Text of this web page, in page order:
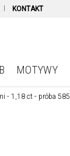
KONTAKT
MOTYWY
- 1,18 ct - próba 585